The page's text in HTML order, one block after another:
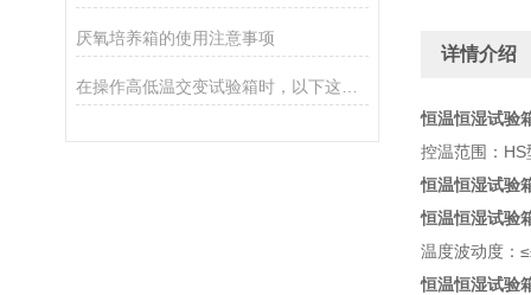
厌氧培养箱的使用注意事项
详情介绍
恒温恒湿试验
控温范围：
恒温恒湿试验
恒温恒湿试验
温度波动度：
恒温恒湿试验